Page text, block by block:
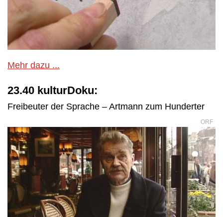
Mehr dazu ...
23.40 kulturDoku:
Freibeuter der Sprache – Artmann zum Hunderter
ORF